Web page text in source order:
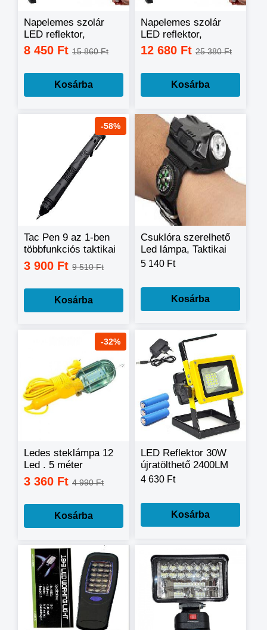
Napelemes szolár
LED reflektor,
munkalámpa
távirányítóval 50W
8 450 Ft 15 860 Ft
Kosárba
Napelemes szolár
LED reflektor,
munkalámpa
távirányítóval 150W
12 680 Ft 25 380 Ft
Kosárba
-58%
Tac Pen 9 az 1-ben
többfunkciós taktikai
toll
3 900 Ft 9 510 Ft
Kosárba
Csuklóra szerelhető
Led lámpa, Taktikai
karóra LED lámpa
5 140 Ft
Kosárba
-32%
Ledes steklámpa 12
Led . 5 méter
kábellel (
Szereólampa ,
3 360 Ft 4 990 Ft
Kosárba
LED Reflektor 30W
újratölthető 2400LM
+ jelzőfény áradat (
4 630 Ft
Kosárba